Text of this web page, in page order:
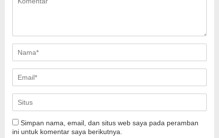
Simpan nama, email, dan situs web saya pada peramban
ini untuk komentar saya berikutnya.